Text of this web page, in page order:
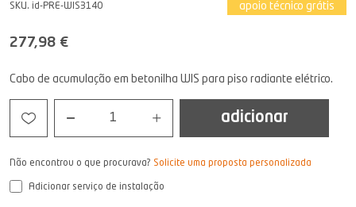
SKU. id-PRE-WIS3140 apoio técnico grátis
277,98 €
Cabo de acumulação em betonilha WIS para piso radiante elétrico.
1 adicionar
Não encontrou o que procurava? Solicite uma proposta personalizada
Adicionar serviço de instalação